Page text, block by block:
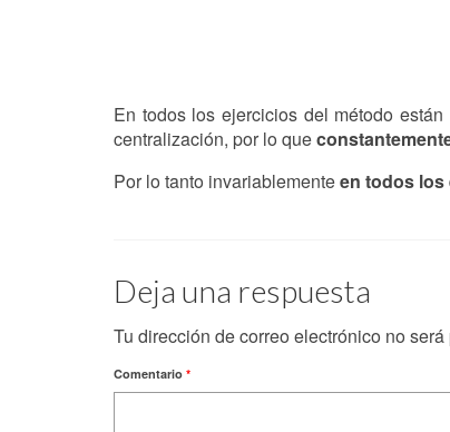
En todos los ejercicios del método
centralización, por lo que
Por lo tanto invariablementeen todos los
Deja una respuesta
Tu dirección de correo electrónico no
Comentario *